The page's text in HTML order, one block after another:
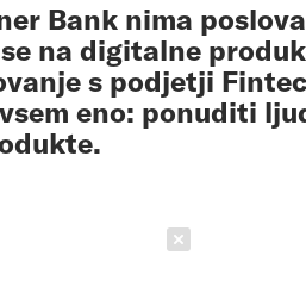
Bank nima
na digitalne
s podjetji
eno: ponuditi